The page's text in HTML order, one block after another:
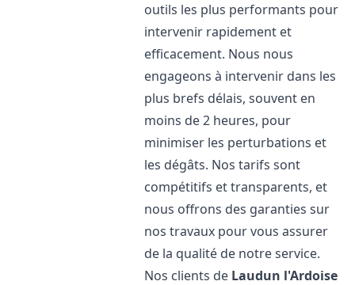
outils les plus performants pour
intervenir rapidement et
efficacement. Nous nous
engageons à intervenir dans les
plus brefs délais, souvent en
moins de 2 heures, pour
minimiser les perturbations et
les dégâts. Nos tarifs sont
compétitifs et transparents, et
nous offrons des garanties sur
nos travaux pour vous assurer
de la qualité de notre service.
Nos clients de Laudun l'Ardoise